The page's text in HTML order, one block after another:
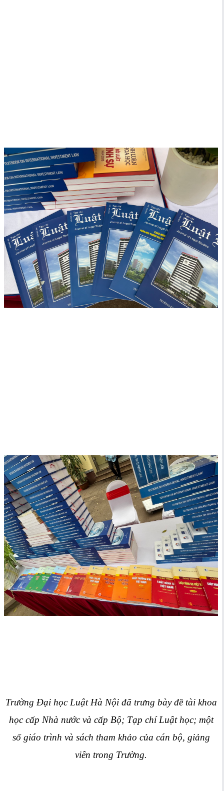
Trường Đại học Luật Hà Nội đã trưng bày đề tài khoa
học cấp Nhà nước và cấp Bộ; Tạp chí Luật học; một
số giáo trình và sách tham khảo của cán bộ, giảng
viên trong Trường.